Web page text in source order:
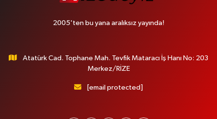
2005'ten bu yana aralıksız yayında!
Atatürk Cad. Tophane Mah. Tevfik Mataracı İş Hanı No: 203
Merkez/RİZE
[email protected]